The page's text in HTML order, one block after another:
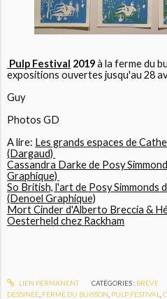
Pulp Festival 2019à la ferme du
expositions ouvertes jusqu'au 28
Guy
Photos GD
A lire: Les grands espaces de
(Dargaud)
Cassandra Darke de Posy
Graphique)
So British, l'art de Posy Simmonds
(Denoel Graphique)
Mort Cinder d'Alberto Breccia &
Oesterheld chez Rackham
LIEN PERMANENT CATÉGORIES : BREVE
DÉSSINÉE FERME DU BUISSON PULP FESTIVAL ,